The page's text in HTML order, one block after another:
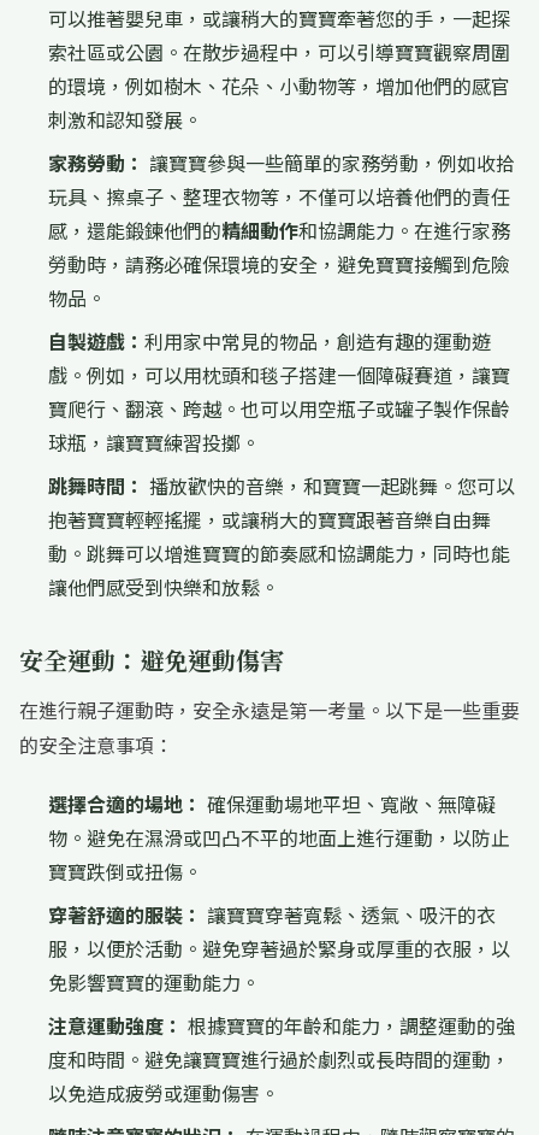
可以推著嬰兒車，或讓稍大的寶寶牽著您的手，一起探
索社區或公園。在散步過程中，可以引導寶寶觀察周圍
的環境，例如樹木、花朵、小動物等，增加他們的感官
刺激和認知發展。
家務勞動： 讓寶寶參與一些簡單的家務勞動，例如收拾
玩具、擦桌子、整理衣物等，不僅可以培養他們的責任
感，還能鍛鍊他們的精細動作和協調能力。在進行家務
勞動時，請務必確保環境的安全，避免寶寶接觸到危險
物品。
自製遊戲： 利用家中常見的物品，創造有趣的運動遊
戲。例如，可以用枕頭和毯子搭建一個障礙賽道，讓寶
寶爬行、翻滾、跨越。也可以用空瓶子或罐子製作保齡
球瓶，讓寶寶練習投擲。
跳舞時間： 播放歡快的音樂，和寶寶一起跳舞。您可以
抱著寶寶輕輕搖擺，或讓稍大的寶寶跟著音樂自由舞
動。跳舞可以增進寶寶的節奏感和協調能力，同時也能
讓他們感受到快樂和放鬆。
安全運動：避免運動傷害
在進行親子運動時，安全永遠是第一考量。以下是一些重要
的安全注意事項：
選擇合適的場地： 確保運動場地平坦、寬敞、無障礙
物。避免在濕滑或凹凸不平的地面上進行運動，以防止
寶寶跌倒或扭傷。
穿著舒適的服裝： 讓寶寶穿著寬鬆、透氣、吸汗的衣
服，以便於活動。避免穿著過於緊身或厚重的衣服，以
免影響寶寶的運動能力。
注意運動強度： 根據寶寶的年齡和能力，調整運動的強
度和時間。避免讓寶寶進行過於劇烈或長時間的運動，
以免造成疲勞或運動傷害。